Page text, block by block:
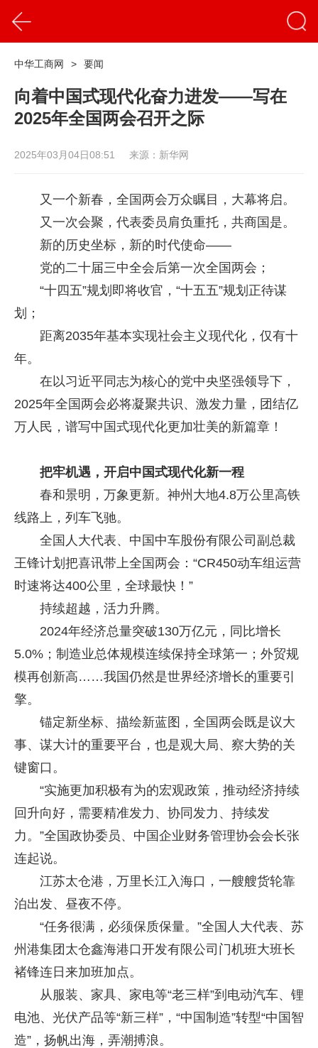
中华工商网 > 要闻
向着中国式现代化奋力进发——写在
2025年全国两会召开之际
2025年03月04日08:51 来源：新华网
又一个新春，全国两会万众瞩目，大幕将启。
又一次会聚，代表委员肩负重托，共商国是。
新的历史坐标，新的时代使命——
党的二十届三中全会后第一次全国两会；
“十四五”规划即将收官，“十五五”规划正待谋
划；
距离2035年基本实现社会主义现代化，仅有十
年。
在以习近平同志为核心的党中央坚强领导下，
2025年全国两会必将凝聚共识、激发力量，团结亿
万人民，谱写中国式现代化更加壮美的新篇章！
把牢机遇，开启中国式现代化新一程
春和景明，万象更新。神州大地4.8万公里高铁
线路上，列车飞驰。
全国人大代表、中国中车股份有限公司副总裁
王锋计划把喜讯带上全国两会：“CR450动车组运营
时速将达400公里，全球最快！”
持续超越，活力升腾。
2024年经济总量突破130万亿元，同比增长
5.0%；制造业总体规模连续保持全球第一；外贸规
模再创新高……我国仍然是世界经济增长的重要引
擎。
锚定新坐标、描绘新蓝图，全国两会既是议大
事、谋大计的重要平台，也是观大局、察大势的关
键窗口。
“实施更加积极有为的宏观政策，推动经济持续
回升向好，需要精准发力、协同发力、持续发
力。”全国政协委员、中国企业财务管理协会会长张
连起说。
江苏太仓港，万里长江入海口，一艘艘货轮靠
泊出发、昼夜不停。
“任务很满，必须保质保量。”全国人大代表、苏
州港集团太仓鑫海港口开发有限公司门机班大班长
褚锋连日来加班加点。
从服装、家具、家电等“老三样”到电动汽车、锂
电池、光伏产品等“新三样”，“中国制造”转型“中国智
造”，扬帆出海，弄潮搏浪。